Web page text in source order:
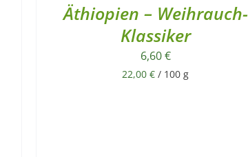
Äthiopien – Weihrauch-
Klassiker
6,60€
22,00€ / 100 g